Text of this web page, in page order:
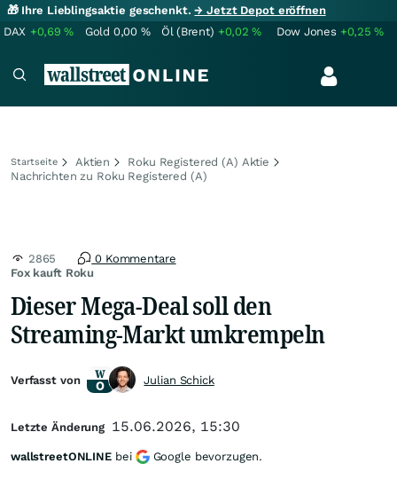
🎁 Ihre Lieblingsaktie geschenkt.→ Jetzt Depot eröffnen
DAX +0,69% Gold 0,00 % Öl (Brent) +0,02% Dow Jones +0,25%
Startseite Aktien
Roku Registered (A) Aktie
Nachrichten zu Roku Registered (A)
Fox kauft Roku
2865 0 Kommentare
Dieser Mega-Deal soll den
Streaming-Markt umkrempeln
Verfasst von Julian Schick
Letzte Änderung 15.06.2026, 15:30
wallstreetONLINE bei Google bevorzugen.